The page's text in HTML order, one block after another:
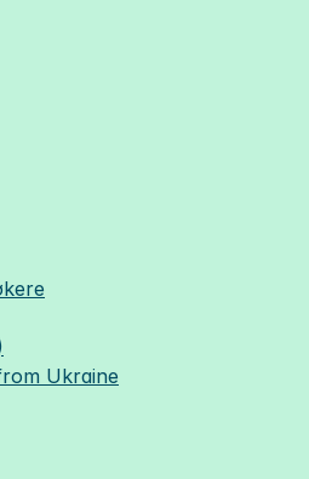
Ukraine